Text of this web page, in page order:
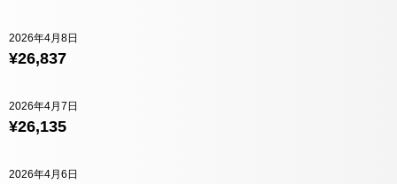
¥26,837
2026年4月8日
¥26,135
2026年4月7日
2026年4月6日